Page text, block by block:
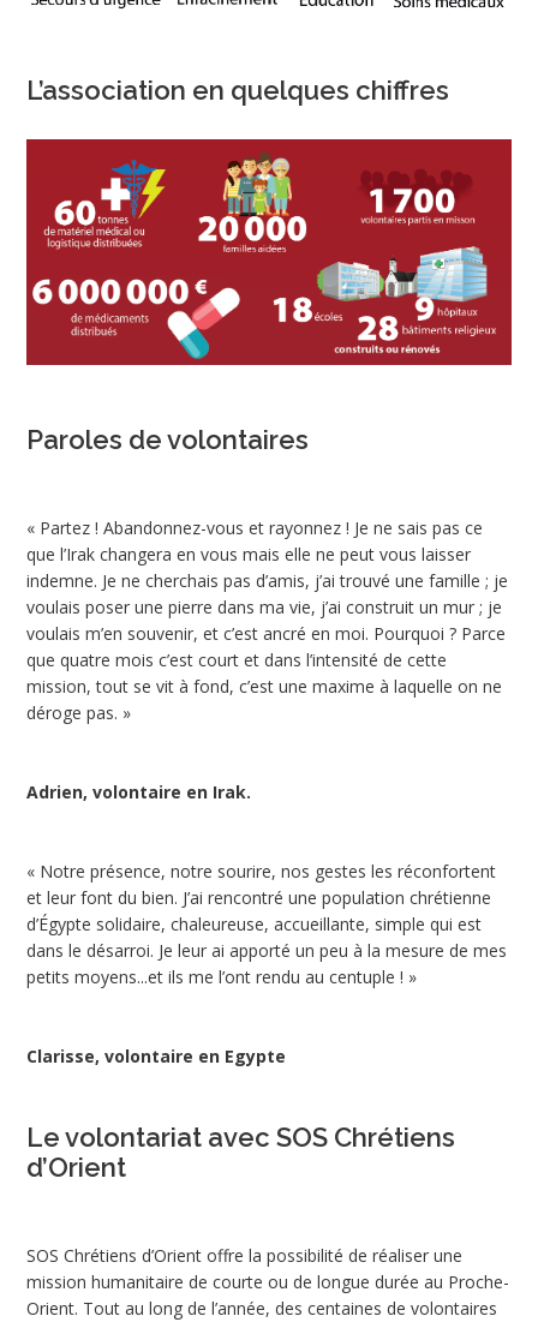
L’association en quelques chiffres
Paroles de volontaires
« Partez ! Abandonnez-vous et rayonnez ! Je ne sais pas ce
que l’Irak changera en vous mais elle ne peut vous laisser
indemne. Je ne cherchais pas d’amis, j’ai trouvé une famille ; je
voulais poser une pierre dans ma vie, j’ai construit un mur ; je
voulais m’en souvenir, et c’est ancré en moi. Pourquoi ? Parce
que quatre mois c’est court et dans l’intensité de cette
mission, tout se vit à fond, c’est une maxime à laquelle on ne
déroge pas. »
Adrien, volontaire en Irak.
« Notre présence, notre sourire, nos gestes les réconfortent
et leur font du bien. J’ai rencontré une population chrétienne
d’Égypte solidaire, chaleureuse, accueillante, simple qui est
dans le désarroi. Je leur ai apporté un peu à la mesure de mes
petits moyens...et ils me l’ont rendu au centuple ! »
Clarisse, volontaire en Egypte
Le volontariat avec SOS Chrétiens
d’Orient
SOS Chrétiens d’Orient offre la possibilité de réaliser une
mission humanitaire de courte ou de longue durée au Proche-
Orient. Tout au long de l’année, des centaines de volontaires